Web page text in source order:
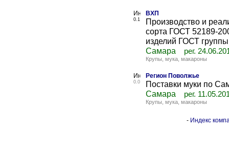
0.1
ВХП
Производство и
сорта ГОСТ 52189-
изделий ГОСТ
Самара
рег.
Крупы, мука, макароны
0.0
Регион Поволжье
Поставки муки по
Самара
рег.
Крупы, мука, макароны
- Индекс